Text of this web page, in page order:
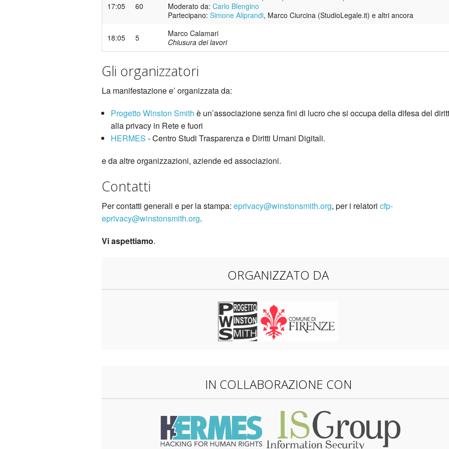
17:05 60
Moderato da: Carlo Blengino
Partecipano: Simone Aliprandi, Marco Ciurcina (StudioLegale.it) e altri ancora
18:05 5
Marco Calamari
Chiusura dei lavori
Gli organizzatori
La manifestazione e’ organizzata da:
Progetto Winston Smith è un’associazione senza fini di lucro che si occupa della difesa del
alla privacy in Rete e fuori
HERMES - Centro Studi Trasparenza e Diritti Umani Digitali.
e da altre organizzazioni, aziende ed associazioni.
Contatti
Per contatti generali e per la stampa: eprivacy@winstonsmith.org, per i relatori cfp-
eprivacy@winstonsmith.org.
Vi aspettiamo.
ORGANIZZATO DA
IN COLLABORAZIONE CON